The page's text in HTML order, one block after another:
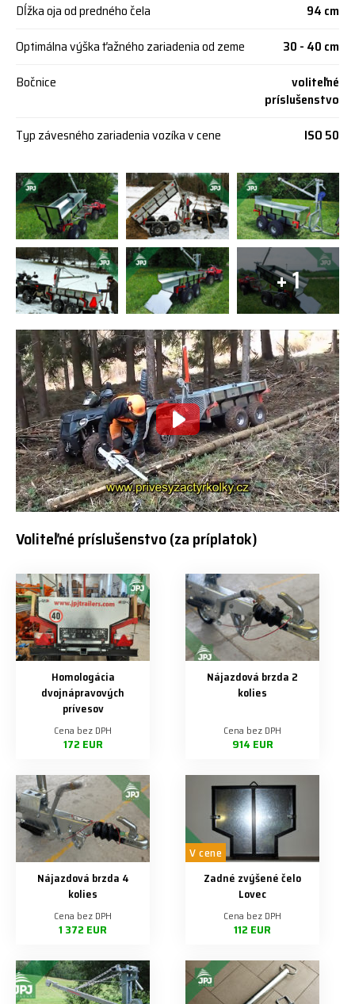
+ 1
Dĺžka oja od predného čela
94 cm
Optimálna výška ťažného zariadenia od zeme
30 - 40 cm
Bočnice
voliteľné
príslušenstvo
Typ závesného zariadenia vozíka v cene
ISO 50
Voliteľné príslušenstvo (za príplatok)
Homologácia
dvojnápravových
prívesov
Cena bez DPH
172 EUR
Nájazdová brzda 2
kolies
Cena bez DPH
914 EUR
Nájazdová brzda 4
kolies
Cena bez DPH
1 372 EUR
V cene
Zadné zvýšené čelo
Lovec
Cena bez DPH
112 EUR